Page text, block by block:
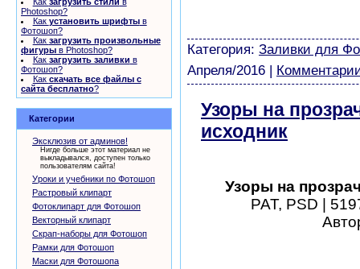
Photoshop?
Как установить шрифтыв
Фотошоп?
Как загрузить произвольные
фигуры в Photoshop?
Как загрузить заливки в
Фотошоп?
Как скачать все файлы с
сайта бесплатно?
Категории
Эксклюзив от админов!
Нигде больше этот материал не
выкладывался, доступен только
пользователям сайта!
Уроки и учебники по Фотошоп
Растровый клипарт
Фотоклипарт для Фотошоп
Векторный клипарт
Скрап-наборы для Фотошоп
Рамки для Фотошоп
Маски для Фотошопа
Категория: Заливки для
Апреля/2016
Узоры на
исходник
Узоры на
PAT, PSD |